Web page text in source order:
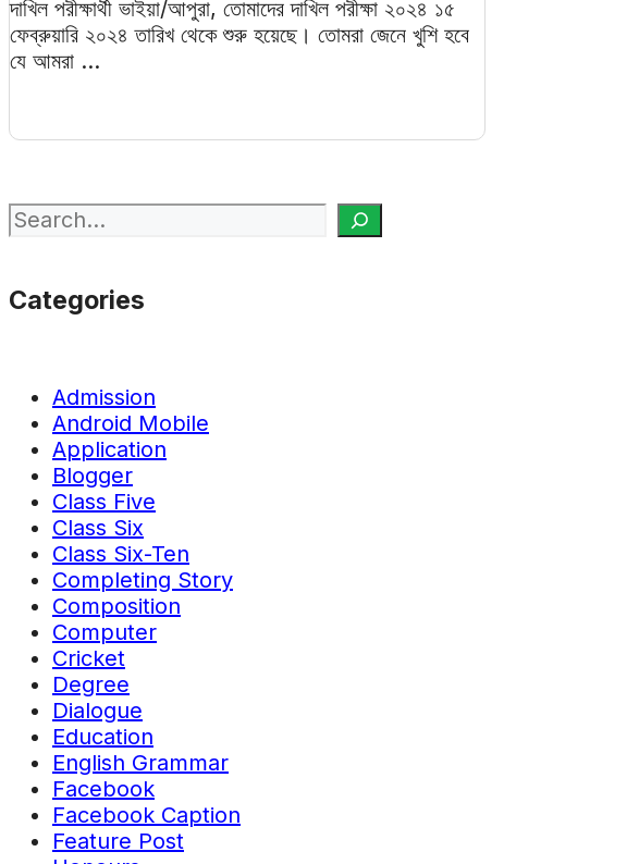
দাখিল পরীক্ষার্থী ভাইয়া/আপুরা, তোমাদের দাখিল পরীক্ষা ২০২৪ ১৫
ফেব্রুয়ারি ২০২৪ তারিখ থেকে শুরু হয়েছে। তোমরা জেনে খুশি হবে
যে আমরা ...
Search
Categories
Admission
Android Mobile
Application
Blogger
Class Five
Class Six
Class Six-Ten
Completing Story
Composition
Computer
Cricket
Degree
Dialogue
Education
English Grammar
Facebook
Facebook Caption
Feature Post